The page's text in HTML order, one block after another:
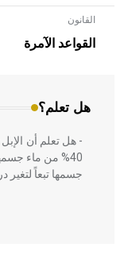
القانون
القواعد الآمرة
هل تعلم؟
- هل تعلم أن
بالعمارة
المعمار على
- هل تعلم أن
40% من ماء
جسمها تبعاً لتغير